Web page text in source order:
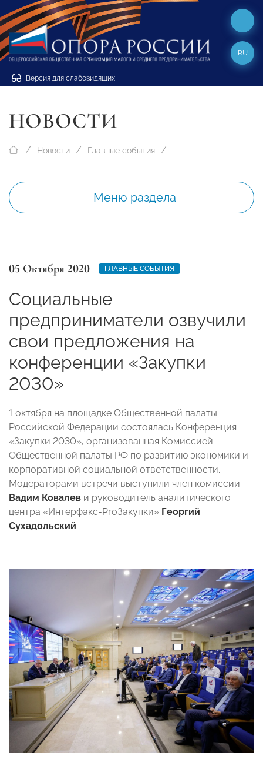
Версия для слабовидящих
RU
НОВОСТИ
Новости Главные события
Меню раздела
05 Октября 2020 ГЛАВНЫЕ СОБЫТИЯ
Социальные
предприниматели озвучили
свои предложения на
конференции «Закупки
2030»
1 октября на площадке Общественной палаты
Российской Федерации состоялась Конференция
«Закупки 2030», организованная Комиссией
Общественной палаты РФ по развитию экономики и
корпоративной социальной ответственности.
Модераторами встречи выступили член комиссии
Вадим Ковалев и руководитель аналитического
центра «Интерфакс-ProЗакупки» Георгий
Сухадольский.